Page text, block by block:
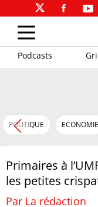
Podcasts
POLITIQUE ECONOMIE
Primaires à
les petites
Par La rédaction